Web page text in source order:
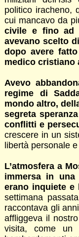
politico iracheno,
cui mancavo da
civile e fino ad
avevano scelto
dopo avere
medico cristiano
Avevo
regime di
mondo altro,
segreta
conflitti e
crescere in un
libertà personale
L’atmosfera a
immersa in una
erano inquiete e
settimana
raccontava gli
affliggeva il
visita, come un